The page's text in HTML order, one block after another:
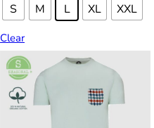
S M L XL XXL
Clear